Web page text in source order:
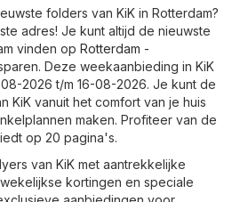
folders van KiK in Rotterdam?
adres! Je kunt altijd de nieuwste
vinden op Rotterdam -
Deze weekaanbieding in KiK
2026 t/m 16-08-2026. Je kunt de
KiK vanuit het comfort van je huis
maken. Profiteer van de
op 20 pagina's.
van KiK met aantrekkelijke
kortingen en speciale